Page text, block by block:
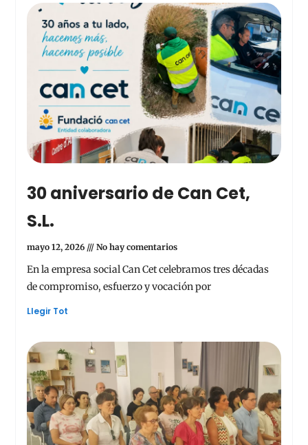
30 aniversario de Can Cet,
S.L.
mayo 12, 2026 No hay comentarios
En la empresa social Can Cet celebramos tres décadas
de compromiso, esfuerzo y vocación por
Llegir Tot